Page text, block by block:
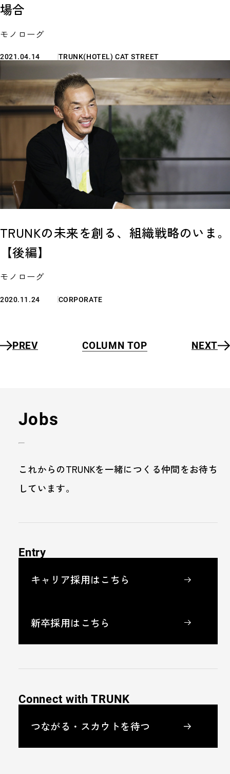
場合
モノローグ
2021.04.14 TRUNK(HOTEL) CAT STREET
TRUNKの未来を創る、組織戦略のいま。
【後編】
モノローグ
2020.11.24 CORPORATE
PREV COLUMN TOP NEXT
Jobs
これからのTRUNKを一緒につくる仲間をお待ち
しています。
Entry
キャリア採用はこちら
新卒採用はこちら
Connect with TRUNK
つながる・スカウトを待つ